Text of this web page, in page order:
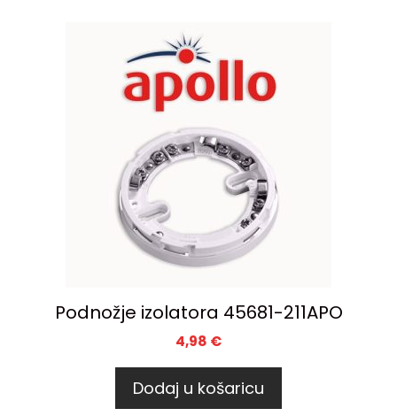
Podnožje izolatora 45681-211APO
4,98 €
Dodaj u košaricu